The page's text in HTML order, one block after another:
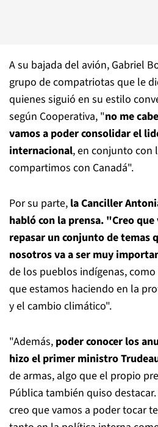
A su bajada del avión, Gabriel
grupo de compatriotas que le
quienes siguió en su estilo
según Cooperativa, "no me
vamos a poder consolidar el
internacional, en conjunto con
compartimos con Canadá".
Por su parte, la Canciller
habló con la prensa. "Creo que
repasar un conjunto de temas
nosotros va a ser muy
de los pueblos indígenas,
que estamos haciendo en la
y el cambio climático".
"Además, poder conocer los
hizo el primer ministro
de armas, algo que el propio
Pública también quiso
creo que vamos a poder tocar